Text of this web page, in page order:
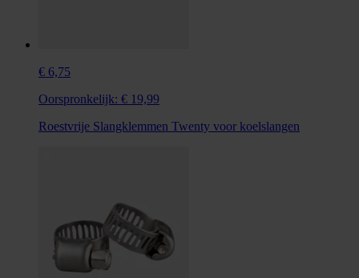
€ 6,75
Oorspronkelijk: € 19,99
Roestvrije Slangklemmen Twenty voor koelslangen